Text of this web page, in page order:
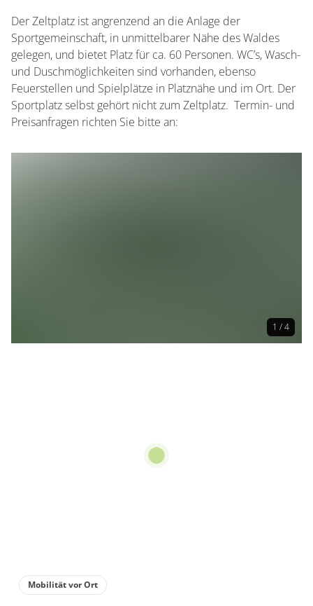
Der Zeltplatz ist angrenzend an die Anlage der
Sportgemeinschaft, in unmittelbarer Nähe des Waldes
gelegen, und bietet Platz für ca. 60 Personen. WC’s, Wasch-
und Duschmöglichkeiten sind vorhanden, ebenso
Feuerstellen und Spielplätze in Platznähe und im Ort. Der
Sportplatz selbst gehört nicht zum Zeltplatz. Termin- und
Preisanfragen richten Sie bitte an:
1 / 4
Mobilität vor Ort